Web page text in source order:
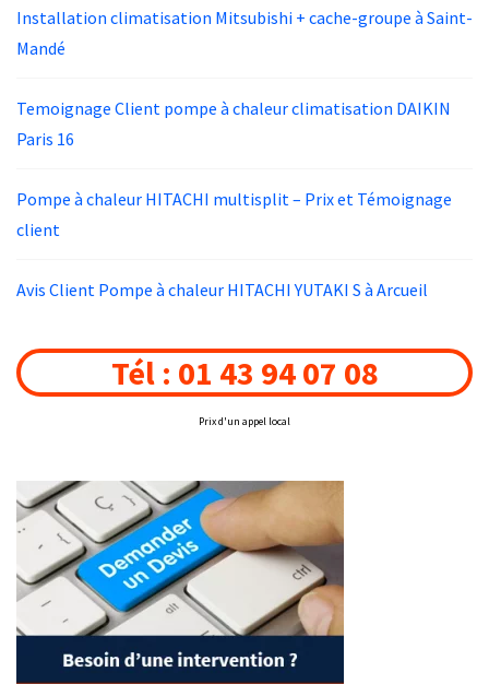
Installation climatisation Mitsubishi + cache-groupe à Saint-
Mandé
Temoignage Client pompe à chaleur climatisation DAIKIN
Paris 16
Pompe à chaleur HITACHI multisplit – Prix et Témoignage
client
Avis Client Pompe à chaleur HITACHI YUTAKI S à Arcueil
Tél : 01 43 94 07 08
Prix d'un appel local